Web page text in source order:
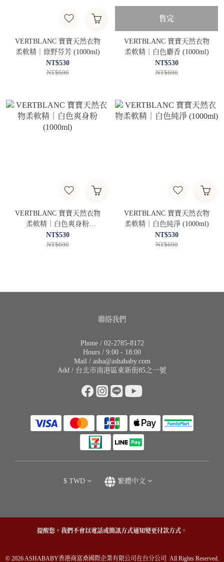
VERTBLANC 寶寶天然衣物
柔軟精｜綠野芬芳 (1000ml)
NT$530
NT$690
售完
VERTBLANC 寶寶天然衣物
柔軟精｜白色麝香 (1000ml)
NT$530
NT$690
VERTBLANC 寶寶天然衣物
柔軟精｜白色爽身粉
(1000ml)
NT$530
NT$690
VERTBLANC 寶寶天然衣物
柔軟精｜白色純淨 (1000ml)
NT$530
NT$690
聯絡我們
Phone / 02-2785-8172
Hours / 9:00 - 18:00
Mail / asha@ashababy.com
Add / 台北市南港區東新街85之一號
$ TWD 繁體中文
提醒您，我們不會以電話或簡訊方式通知變更付款方式。
© 2026 ASHABABY香港商富桑國際企業有限公司在台分公司 All Rights Reserved.